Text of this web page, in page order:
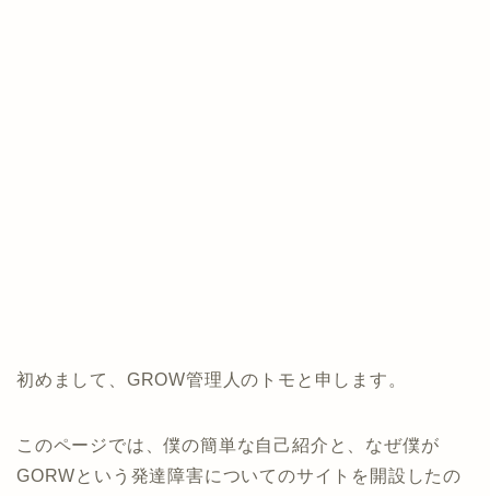
初めまして、GROW管理人のトモと申します。
このページでは、僕の簡単な自己紹介と、なぜ僕が
GORWという発達障害についてのサイトを開設したの